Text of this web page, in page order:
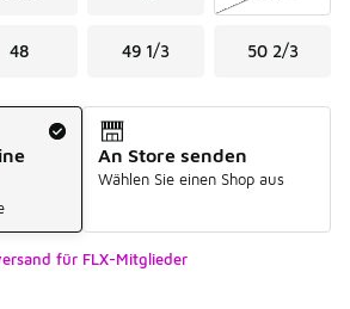
48 49 1/3 50 2/3
An Store senden
Wählen Sie einen Shop aus
für FLX-Mitglieder